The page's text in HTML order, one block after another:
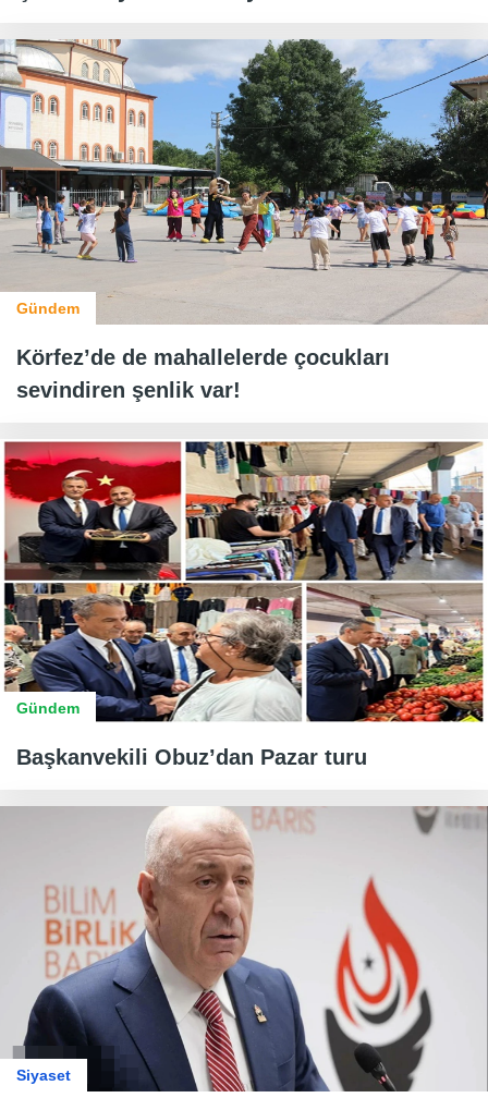
Gündem
Körfez’de de mahallelerde çocukları
sevindiren şenlik var!
Gündem
Başkanvekili Obuz’dan Pazar turu
Siyaset